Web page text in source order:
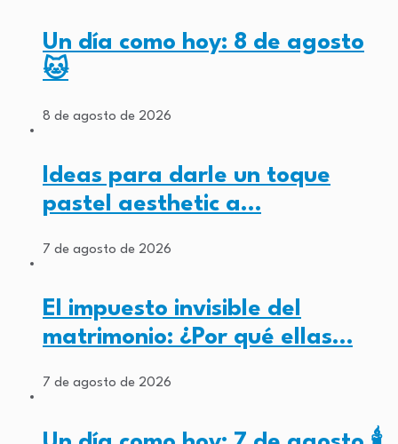
Un día como hoy: 8 de agosto
🐱
8 de agosto de 2026
Ideas para darle un toque
pastel aesthetic a…
7 de agosto de 2026
El impuesto invisible del
matrimonio: ¿Por qué ellas…
7 de agosto de 2026